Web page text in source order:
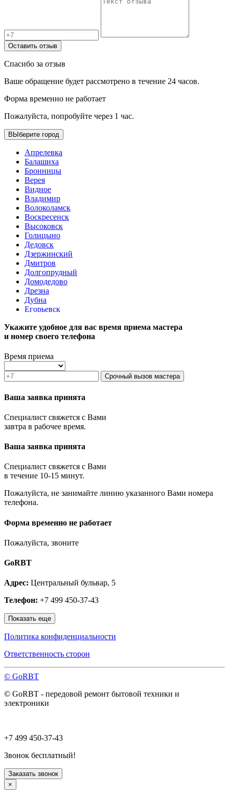
Оставить отзыв
Спасибо за отзыв
Ваше обращение будет рассмотрено в течение 24 часов.
Форма временно не работает
Пожалуйста, попробуйте через 1 час.
ВЫберите город
Апрелевка
Балашиха
Бронницы
Верея
Видное
Владимир
Волоколамск
Воскресенск
Высоковск
Голицыно
Дедовск
Дзержинский
Дмитров
Долгопрудный
Домодедово
Дрезна
Дубна
Егорьевск
Жуковский
Зарайск
Зеленоград
Ивантеевка
Истра
Кашира
Клин
Королёв
Котельники
Красногорск
Краснознаменск
Кубинка
Ликино-Дулёво
Лобня
Луховицы
Люберцы
Малаховка
Можайск
Москва и МО
Наро-Фоминск
Ногинск
Одинцово
Ожерелье
Орехово-Зуево
Пересвет
Подольск
Протвино
Пущино
Раменское
Руза
Сергиев Посад
Серпухов
Солнечногорск
Старая Купавна
Ступино
Укажите удобное для вас время приема мастера
и номер своего телефона
Время приема
Срочный вызов мастера
Ваша заявка принята
Специалист свяжется с Вами
завтра в рабочее время.
Ваша заявка принята
Специалист свяжется с Вами
в течение 10-15 минут.
Пожалуйста, не занимайте линию указанного Вами номера
телефона.
Форма временно не работает
Пожалуйста, звоните
GoRBT
Адрес: Центральный бульвар, 5
Телефон: +7 499 450-37-43
Показать еще
Политика конфиденциальности
Ответственность сторон
© GoRBT
© GoRBT - передовой ремонт бытовой техники и
электроники
+7 499 450-37-43
Звонок бесплатный!
Заказать звонок
×